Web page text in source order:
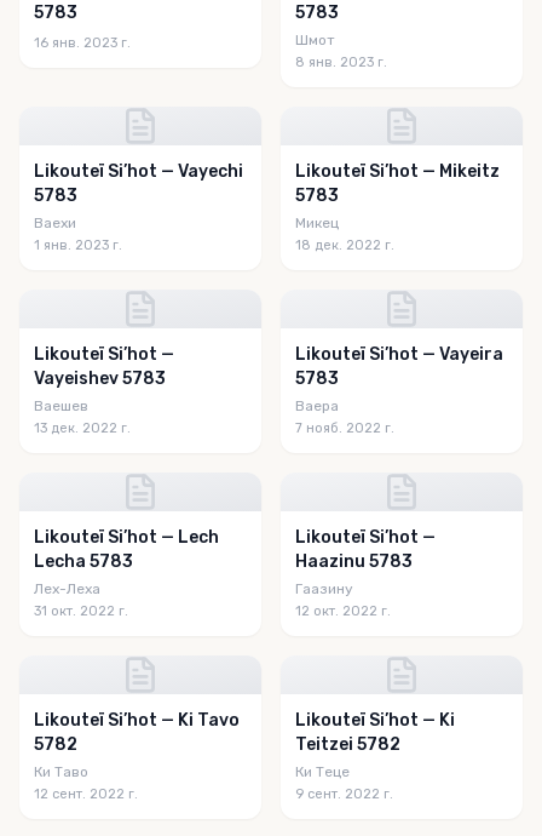
5783
16 янв. 2023 г.
5783
Шмот
8 янв. 2023 г.
Likouteï Si’hot — Vayechi
5783
Ваехи
1 янв. 2023 г.
Likouteï Si’hot — Mikeitz
5783
Микец
18 дек. 2022 г.
Likouteï Si’hot —
Vayeishev 5783
Ваешев
13 дек. 2022 г.
Likouteï Si’hot — Vayeira
5783
Ваера
7 нояб. 2022 г.
Likouteï Si’hot — Lech
Lecha 5783
Лех-Леха
31 окт. 2022 г.
Likouteï Si’hot —
Haazinu 5783
Гаазину
12 окт. 2022 г.
Likouteï Si’hot — Ki Tavo
5782
Ки Таво
12 сент. 2022 г.
Likouteï Si’hot — Ki
Teitzei 5782
Ки Теце
9 сент. 2022 г.